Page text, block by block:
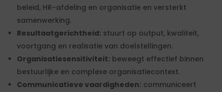
beleid, HR-afdeling en organisatie en versterkt
samenwerking.
Resultaatgerichtheid: stuurt op output, kwaliteit,
voortgang en realisatie van doelstellingen.
Organisatiesensitiviteit: beweegt effectief binnen
bestuurlijke en complexe organisatiecontext.
Communicatieve vaardigheden: communiceert